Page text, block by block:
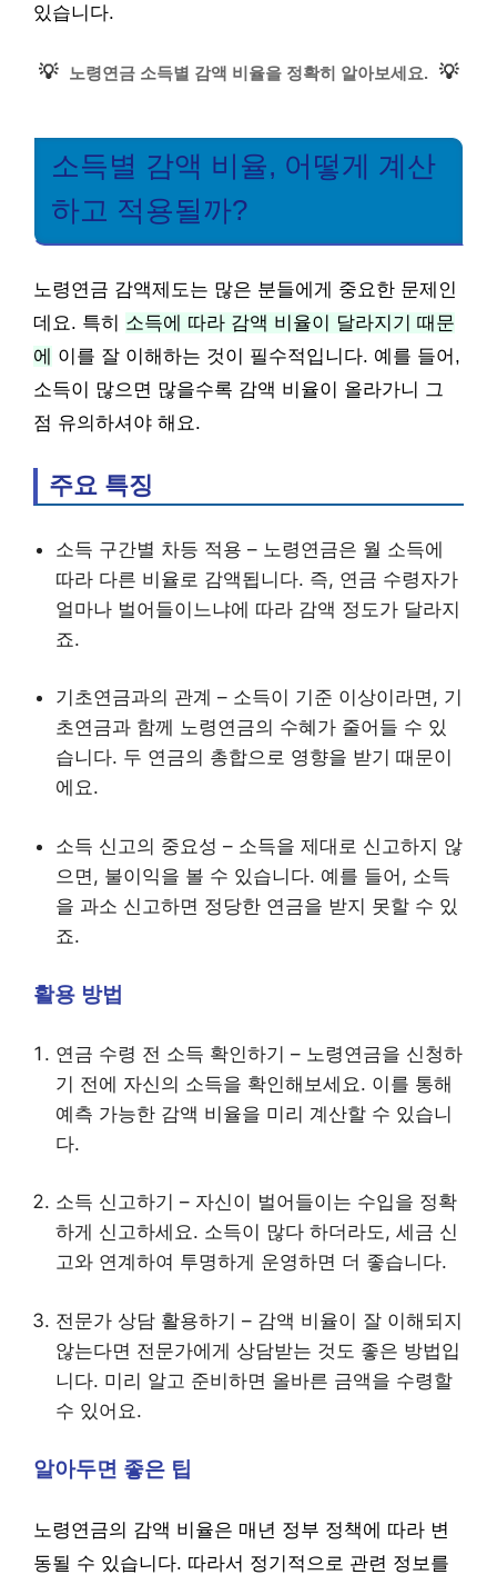
있습니다.
💡 노령연금 소득별 감액 비율을 정확히 알아보세요. 💡
소득별 감액 비율, 어떻게 계산
하고 적용될까?
노령연금 감액제도는 많은 분들에게 중요한 문제인
데요. 특히 소득에 따라 감액 비율이 달라지기 때문
에 이를 잘 이해하는 것이 필수적입니다. 예를 들어,
소득이 많으면 많을수록 감액 비율이 올라가니 그
점 유의하셔야 해요.
주요 특징
소득 구간별 차등 적용 – 노령연금은 월 소득에
따라 다른 비율로 감액됩니다. 즉, 연금 수령자가
얼마나 벌어들이느냐에 따라 감액 정도가 달라지
죠.
기초연금과의 관계 – 소득이 기준 이상이라면, 기
초연금과 함께 노령연금의 수혜가 줄어들 수 있
습니다. 두 연금의 총합으로 영향을 받기 때문이
에요.
소득 신고의 중요성 – 소득을 제대로 신고하지 않
으면, 불이익을 볼 수 있습니다. 예를 들어, 소득
을 과소 신고하면 정당한 연금을 받지 못할 수 있
죠.
활용 방법
연금 수령 전 소득 확인하기 – 노령연금을 신청하
기 전에 자신의 소득을 확인해보세요. 이를 통해
예측 가능한 감액 비율을 미리 계산할 수 있습니
다.
소득 신고하기 – 자신이 벌어들이는 수입을 정확
하게 신고하세요. 소득이 많다 하더라도, 세금 신
고와 연계하여 투명하게 운영하면 더 좋습니다.
전문가 상담 활용하기 – 감액 비율이 잘 이해되지
않는다면 전문가에게 상담받는 것도 좋은 방법입
니다. 미리 알고 준비하면 올바른 금액을 수령할
수 있어요.
알아두면 좋은 팁
노령연금의 감액 비율은 매년 정부 정책에 따라 변
동될 수 있습니다. 따라서 정기적으로 관련 정보를